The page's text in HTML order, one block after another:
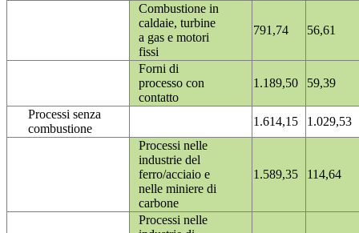
Combustione in
caldaie, turbine
a gas e motori
fissi
791,74 56,61
Forni di
processo con
contatto
1.189,50 59,39
Processi senza
combustione
1.614,15
1.029,53
Processi nelle
industrie del
ferro/acciaio e
nelle miniere di
carbone
1.589,35 114,64
Processi nelle